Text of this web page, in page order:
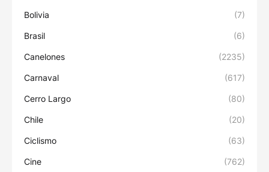
Bolivia (7)
Brasil (6)
Canelones (2235)
Carnaval (617)
Cerro Largo (80)
Chile (20)
Ciclismo (63)
Cine (762)